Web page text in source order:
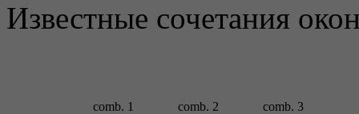
Известные сочетания
comb. 1 comb. 2 comb. 3